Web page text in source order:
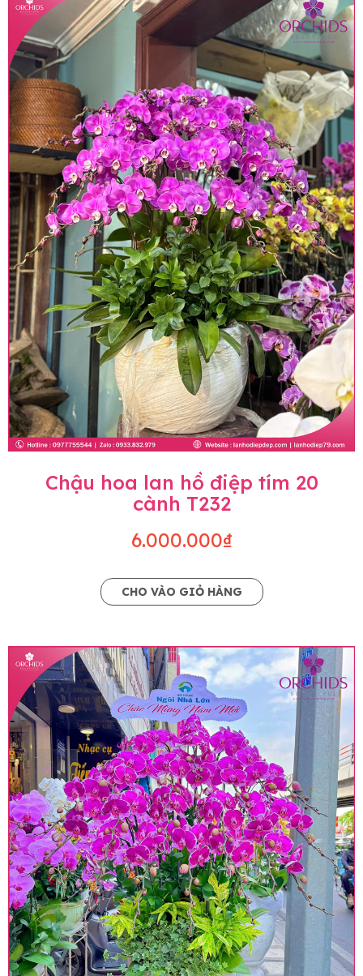
Chậu hoa lan hồ điệp tím 20
cành T232
6.000.000₫
CHO VÀO GIỎ HÀNG